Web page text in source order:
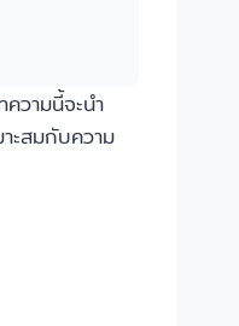
วามนี้จะนำ
ะสมกับความ